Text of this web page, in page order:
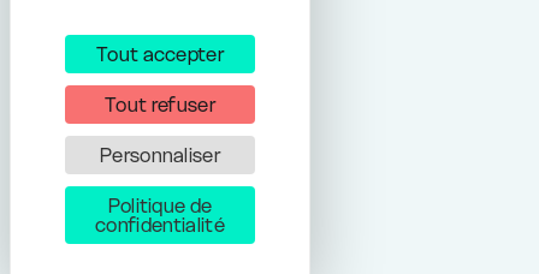
Tout accepter
Tout refuser
Personnaliser
Politique de
confidentialité